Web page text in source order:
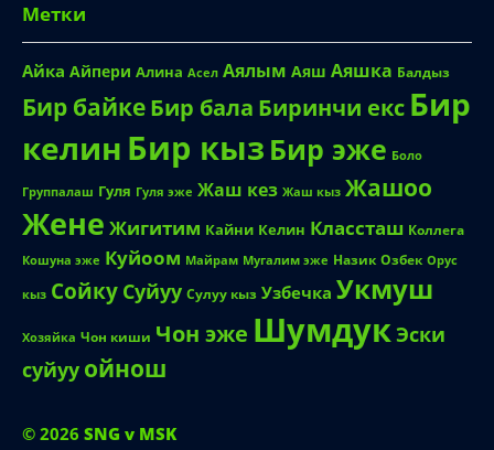
Метки
Айка Айпери Алина Асел Аялым Аяш Аяшка Балдыз
Бир байкеБир бала Биринчи екс Бир
келин Бир кыз Бир эже Боло
Группалаш Гуля Гуля эже Жаш кез Жаш кыз Жашоо
Жене Жигитим Кайни Келин Классташ Коллега
Кошуна эже Куйоом Майрам Мугалим эже Назик Озбек Орус
кыз Сойку Суйуу Сулуу кыз Узбечка Укмуш
Хозяйка Чон киши Чон эже ШумдукЭски
суйуу ойнош
© 2026 SNG v MSK